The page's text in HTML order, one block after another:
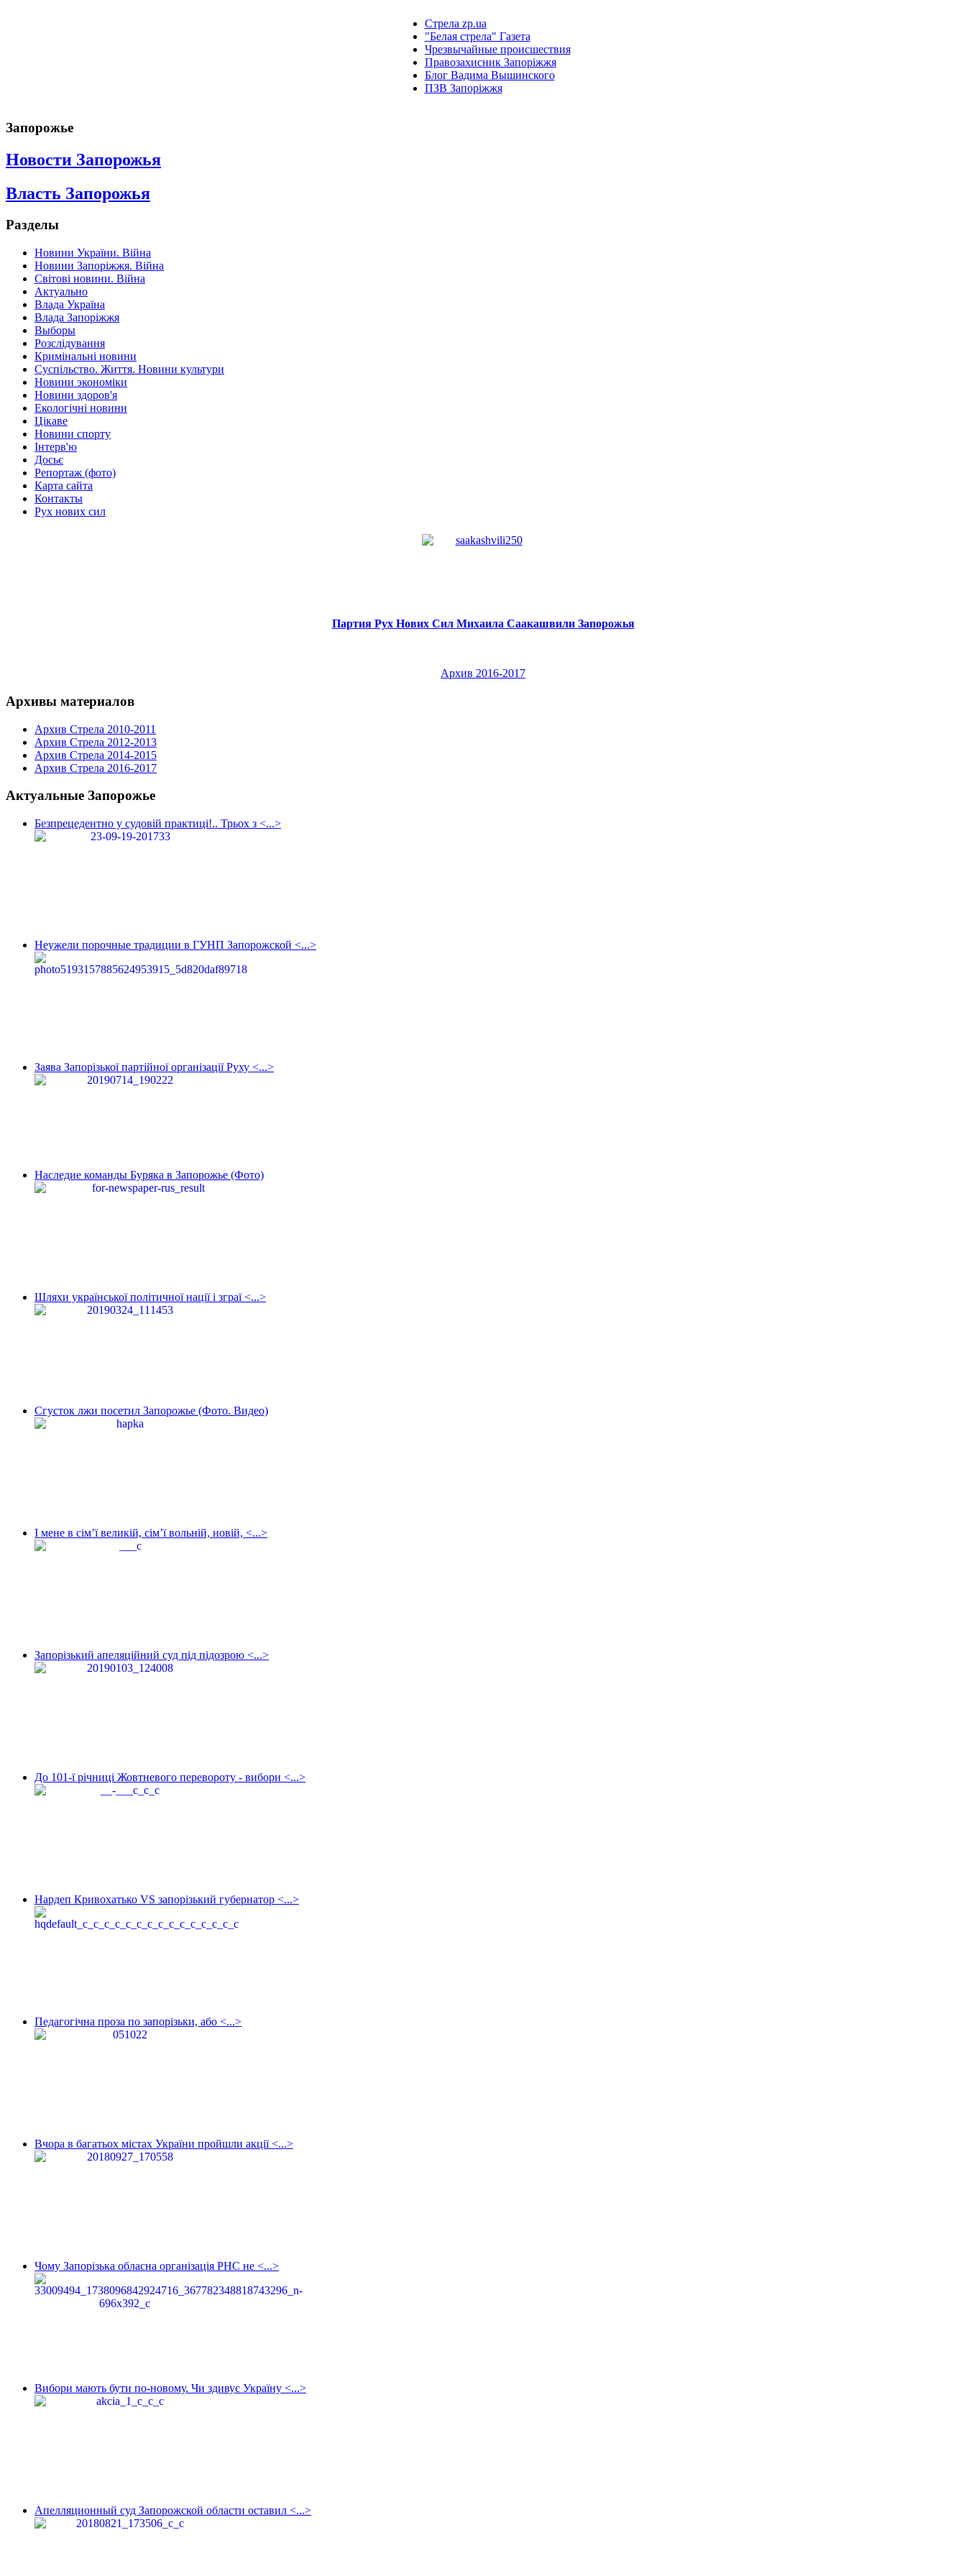
Стрела zp.ua
"Белая стрела" Газета
Чрезвычайные происшествия
Правозахисник Запоріжжя
Блог Вадима Вышинского
ПЗВ Запоріжжя
Запорожье
Новости Запорожья
Власть Запорожья
Разделы
Новини України. Війна
Новини Запоріжжя. Війна
Світові новини. Війна
Актуально
Влада Україна
Влада Запоріжжя
Выборы
Розслідування
Кримінальні новини
Суспільство. Життя. Новини культури
Новини экономіки
Новини здоров'я
Екологічні новини
Цікаве
Новини спорту
Інтерв'ю
Досьє
Репортаж (фото)
Карта сайта
Контакты
Рух нових сил
Партия Рух Нових Сил Михаила Саакашвили Запорожья
Архив 2016-2017
Архивы материалов
Архив Стрела 2010-2011
Архив Стрела 2012-2013
Архив Стрела 2014-2015
Архив Стрела 2016-2017
Актуальные Запорожье
Безпрецедентно у судовій практиці!.. Трьох з <...>
Неужели порочные традиции в ГУНП Запорожской <...>
Заява Запорізької партійної організації Руху <...>
Наследие команды Буряка в Запорожье (Фото)
Шляхи української політичної нації і зграї <...>
Сгусток лжи посетил Запорожье (Фото. Видео)
І мене в сім’ї великій, сім’ї вольній, новій, <...>
Запорізький апеляційний суд під підозрою <...>
До 101-ї річниці Жовтневого перевороту - вибори <...>
Нардеп Кривохатько VS запорізький губернатор <...>
Педагогічна проза по запорізьки, або <...>
Вчора в багатьох містах України пройшли акції <...>
Чому Запорізька обласна організація РНС не <...>
Вибори мають бути по-новому. Чи здивує Україну <...>
Апелляционный суд Запорожской области оставил <...>